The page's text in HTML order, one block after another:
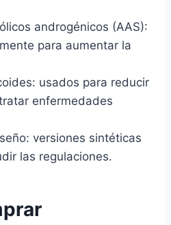
androgénicos (AAS):
para aumentar la
usados para reducir
enfermedades
versiones sintéticas
las regulaciones.